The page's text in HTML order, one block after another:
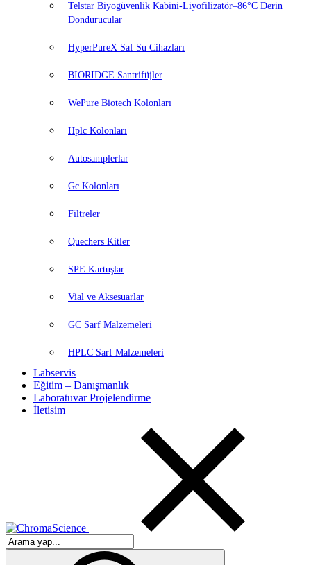
Telstar Biyogüvenlik Kabini-Liyofilizatör–86°C Derin
Dondurucular
HyperPureX Saf Su Cihazları
BIORIDGE Santrifüjler
WePure Biotech Kolonları
Hplc Kolonları
Autosamplerlar
Gc Kolonları
Filtreler
Quechers Kitler
SPE Kartuşlar
Vial ve Aksesuarlar
GC Sarf Malzemeleri
HPLC Sarf Malzemeleri
Labservis
Eğitim – Danışmanlık
Laboratuvar Projelendirme
İletisim